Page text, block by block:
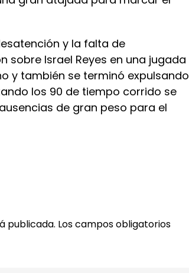
y la falta de
sobre Israel Reyes en una jugada
y también se terminó expulsando
los 90 de tiempo corrido se
de gran peso para el
publicada. Los campos obligatorios